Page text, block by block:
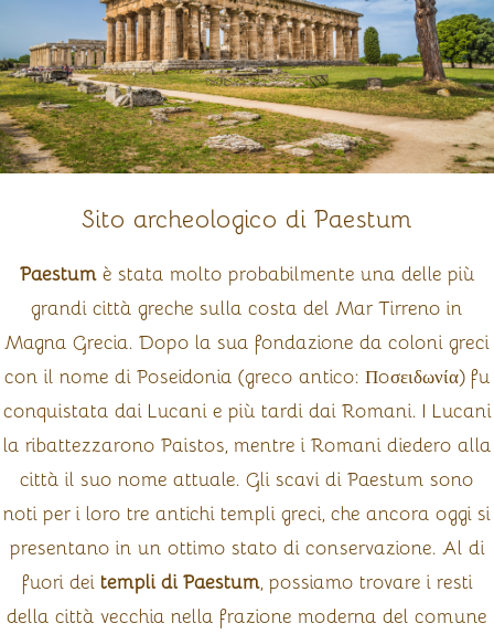
Sito archeologico di Paestum
Paestumè stata molto probabilmente una delle più
grandi città greche sulla costa del Mar Tirreno in
Magna Grecia. Dopo la sua fondazione da coloni greci
con il nome di Poseidonia (greco antico: Ποσειδωνία) fu
conquistata dai Lucani e più tardi dai Romani. I Lucani
la ribattezzarono Paistos, mentre i Romani diedero alla
città il suo nome attuale. Gli scavi di Paestum sono
noti per i loro tre antichi templi greci, che ancora oggi si
presentano in un ottimo stato di conservazione. Al di
fuori dei templi di Paestum, possiamo trovare i resti
della città vecchia nella frazione moderna del comune